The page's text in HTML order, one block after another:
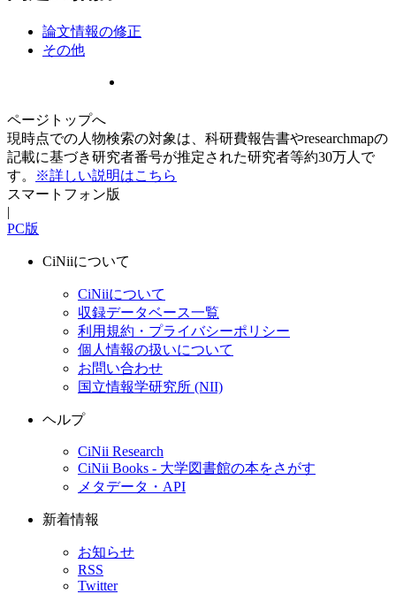
論文情報の修正
その他
ページトップへ
現時点での人物検索の対象は、科研費報告書やresearchmapの
記載に基づき研究者番号が推定された研究者等約30万人で
す。
※詳しい説明はこちら
スマートフォン版
|
PC版
CiNiiについて
CiNiiについて
収録データベース一覧
利用規約・プライバシーポリシー
個人情報の扱いについて
お問い合わせ
国立情報学研究所 (NII)
ヘルプ
CiNii Research
CiNii Books - 大学図書館の本をさがす
メタデータ・API
新着情報
お知らせ
RSS
Twitter